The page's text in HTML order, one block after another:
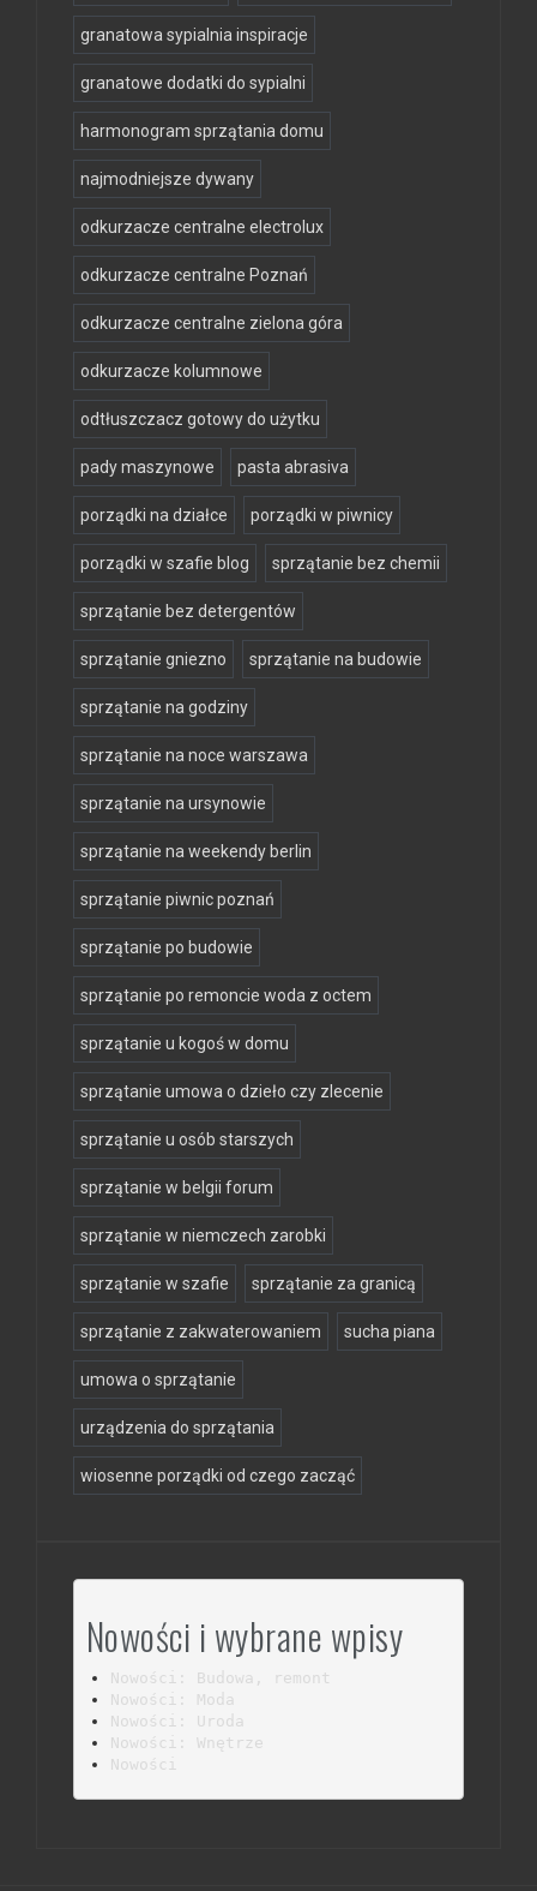
granatowa sypialnia inspiracje
granatowe dodatki do sypialni
harmonogram sprzątania domu
najmodniejsze dywany
odkurzacze centralne electrolux
odkurzacze centralne Poznań
odkurzacze centralne zielona góra
odkurzacze kolumnowe
odtłuszczacz gotowy do użytku
pady maszynowe pasta abrasiva
porządki na działce porządki w piwnicy
porządki w szafie blog sprzątanie bez chemii
sprzątanie bez detergentów
sprzątanie gniezno sprzątanie na budowie
sprzątanie na godziny
sprzątanie na noce warszawa
sprzątanie na ursynowie
sprzątanie na weekendy berlin
sprzątanie piwnic poznań
sprzątanie po budowie
sprzątanie po remoncie woda z octem
sprzątanie u kogoś w domu
sprzątanie umowa o dzieło czy zlecenie
sprzątanie u osób starszych
sprzątanie w belgii forum
sprzątanie w niemczech zarobki
sprzątanie w szafie sprzątanie za granicą
sprzątanie z zakwaterowaniem sucha piana
umowa o sprzątanie
urządzenia do sprzątania
wiosenne porządki od czego zacząć
Nowości i wybrane wpisy
Nowości: Budowa, remont
Nowości: Moda
Nowości: Uroda
Nowości: Wnętrze
Nowości